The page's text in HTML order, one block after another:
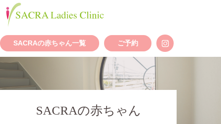
SACRAの赤ちゃん一覧 ご予約
SACRAの赤ちゃん